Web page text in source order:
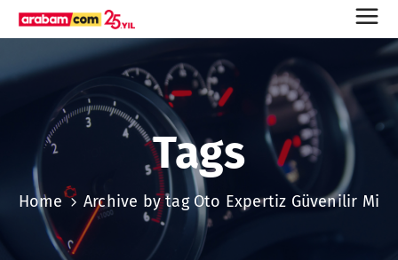
Tags
Home Archive by tag Oto Expertiz Güvenilir Mi